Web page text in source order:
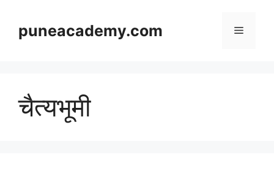
contentpuneacademy.com Menu
चैत्यभूमी